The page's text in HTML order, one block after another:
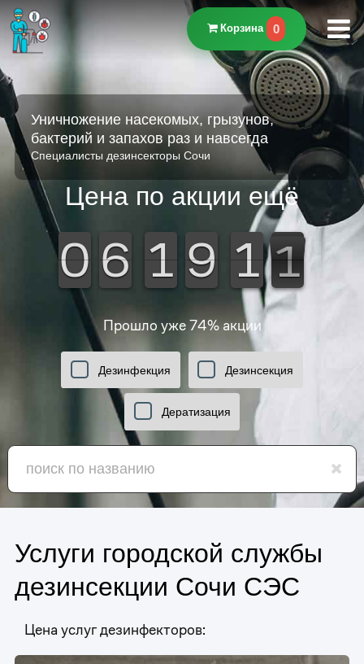
Корзина 0
Уничножение насекомых, грызунов,
бактерий и запахов раз и навсегда
Специалисты дезинсекторы Сочи
Цена по акции ещё
0
0
0
0 6
6
6
6 1
1
1
1 9
9
9
9 1
1
0 0
0
9
Прошло уже74% акции
Дезинфекция Дезинсекция
Дератизация
Услуги городской службы
дезинсекции Сочи СЭС
Цена услуг дезинфекторов: